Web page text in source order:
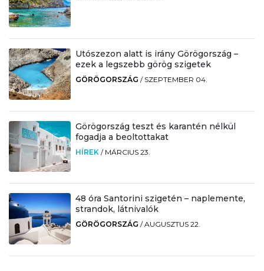
Utószezon alatt is irány Görögország –
ezek a legszebb görög szigetek
GÖRÖGORSZÁG / SZEPTEMBER 04.
Görögország teszt és karantén nélkül
fogadja a beoltottakat
HÍREK / MÁRCIUS 23.
48 óra Santorini szigetén – naplemente,
strandok, látnivalók
GÖRÖGORSZÁG /AUGUSZTUS 22.